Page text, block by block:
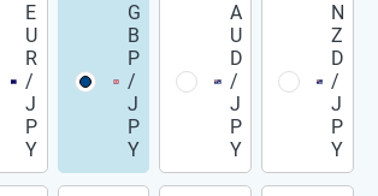
E
U
R
/
J
P
Y
G
B
P
/
J
P
Y
A
U
D
/
J
P
Y
N
Z
D
/
J
P
Y